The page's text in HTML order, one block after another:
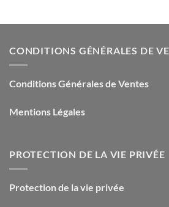
CONDITIONS GÉNÉRALES DE
Conditions Générales de Ventes
Mentions Légales
PROTECTION DE LA VIE PRIVÉE
Protection de la vie privée